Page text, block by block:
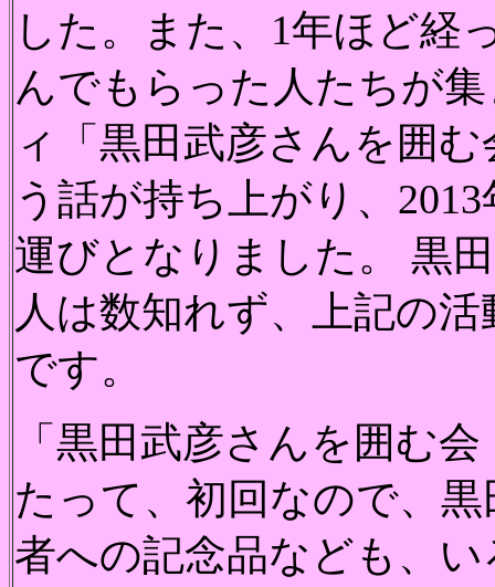
した。また、1年ほど経
んでもらった人たちが
ィ「黒田武彦さんを囲
う話が持ち上がり、
運びとなりました。 黒
人は数知れず、上記の
です。
「黒田武彦さんを囲む
たって、初回なので、
者への記念品なども、